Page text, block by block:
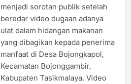
menjadi sorotan publik setelah
beredar video dugaan adanya
ulat dalam hidangan makanan
yang dibagikan kepada penerima
manfaat di Desa Bojongkapol,
Kecamatan Bojonggambir,
Kabupaten Tasikmalaya. Video